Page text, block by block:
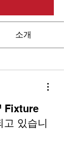
소개
Fixture
있습니